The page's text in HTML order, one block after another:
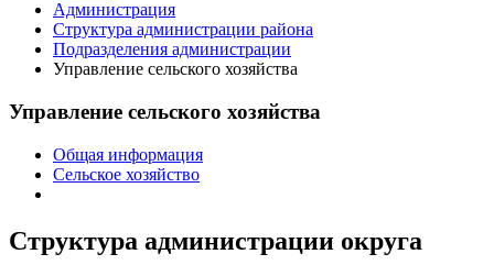
Администрация
Структура администрации района
Подразделения администрации
Управление сельского хозяйства
Управление сельского хозяйства
Общая информация
Сельское хозяйство
Структура администрации округа